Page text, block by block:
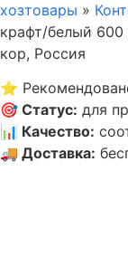
хозтовары »
крафт/белый 600
кор, Россия
⭐
🎯 Статус: для
📊 Качество:
🚚 Доставка: